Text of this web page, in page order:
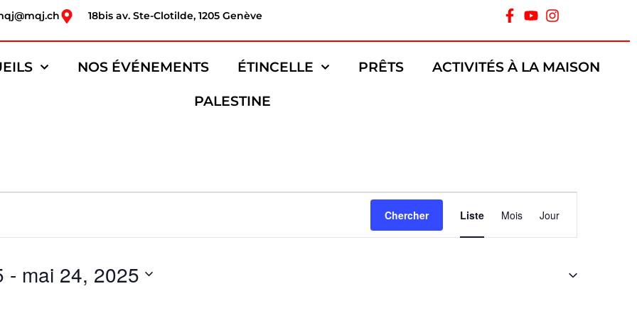
18bis av. Ste-Clotilde, 1205 Genève
NOS ÉVÉNEMENTS ÉTINCELLE PRÊTS ACTIVITÉS À LA MAISON
PALESTINE
Chercher
de
Évènement
Liste Mois Jour
- mai 24, 2025